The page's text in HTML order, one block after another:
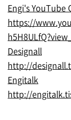
Engi's YouTube
https://
Designall
http://
Engitalk
http://